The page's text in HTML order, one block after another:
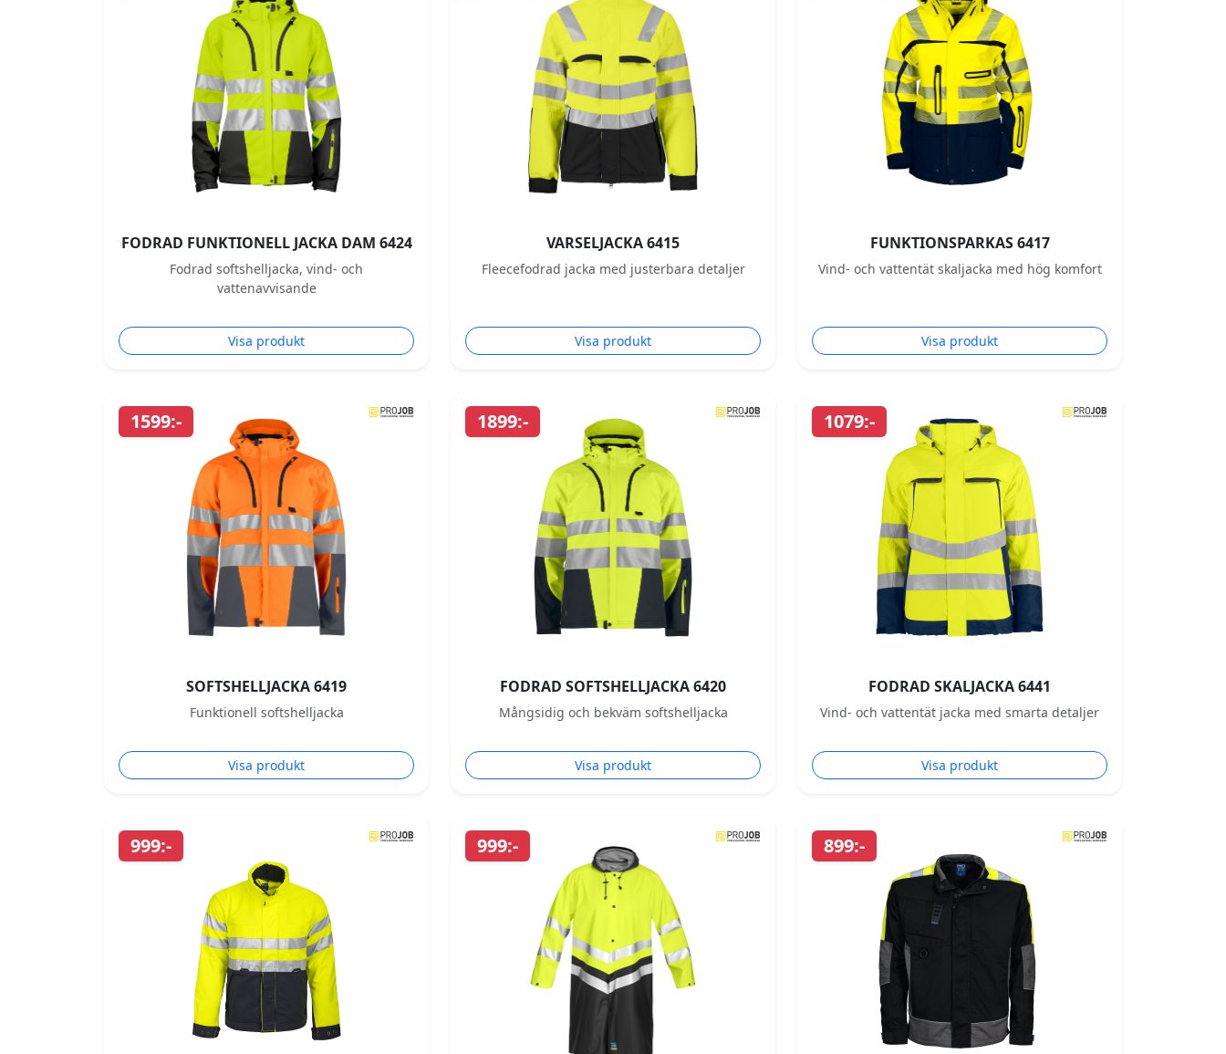
FODRAD FUNKTIONELL JACKA DAM 6424
Fodrad softshelljacka, vind- och
vattenavvisande
Visa produkt
VARSELJACKA 6415
Fleecefodrad jacka med justerbara detaljer
Visa produkt
FUNKTIONSPARKAS 6417
Vind- och vattentät skaljacka med hög komfort
Visa produkt
1599:-
SOFTSHELLJACKA 6419
Funktionell softshelljacka
Visa produkt
1899:-
FODRAD SOFTSHELLJACKA 6420
Mångsidig och bekväm softshelljacka
Visa produkt
1079:-
FODRAD SKALJACKA 6441
Vind- och vattentät jacka med smarta detaljer
Visa produkt
999:- 999:- 899:-